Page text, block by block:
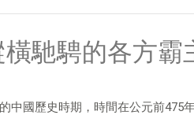
馳騁的各方霸
中國歷史時期，時間在公元前475